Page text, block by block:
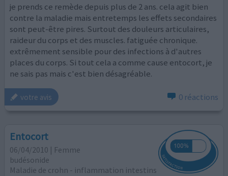
je prends ce remède depuis plus de 2 ans. cela agit bien
contre la maladie mais entretemps les effets secondaires
sont peut-être pires. Surtout des douleurs articulaires,
raideur du corps et des muscles. fatiguée chronique.
extrêmement sensible pour des infections à d'autres
places du corps. Si tout cela a comme cause entocort, je
ne sais pas mais c'est bien désagréable.
votre avis 0 réactions
Entocort
06/04/2010 | Femme
budésonide
Maladie de crohn - inflammation intestins